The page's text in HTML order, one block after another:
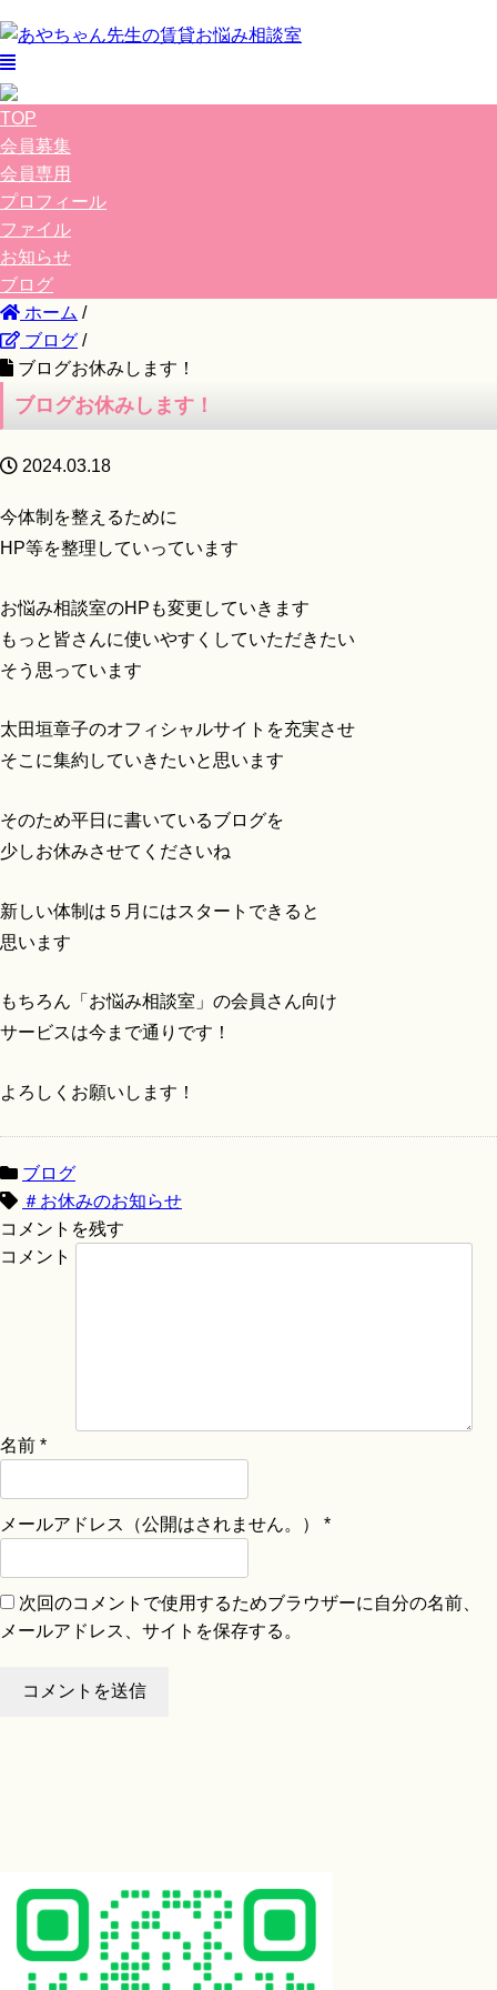
TOP
会員募集
会員専用
プロフィール
ファイル
お知らせ
ブログ
ホーム /
ブログ /
ブログお休みします！
ブログお休みします！
2024.03.18
今体制を整えるために
HP等を整理していっています
お悩み相談室のHPも変更していきます
もっと皆さんに使いやすくしていただきたい
そう思っています
太田垣章子のオフィシャルサイトを充実させ
そこに集約していきたいと思います
そのため平日に書いているブログを
少しお休みさせてくださいね
新しい体制は５月にはスタートできると
思います
もちろん「お悩み相談室」の会員さん向け
サービスは今まで通りです！
よろしくお願いします！
ブログ
＃お休みのお知らせ
コメントを残す
コメント
名前 *
メールアドレス（公開はされません。） *
次回のコメントで使用するためブラウザーに自分の名前、
メールアドレス、サイトを保存する。